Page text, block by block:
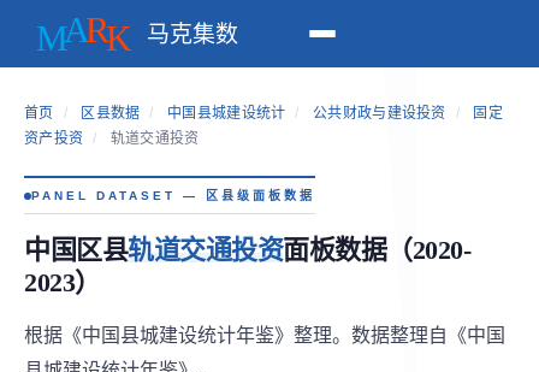
马克集数
首页 / 区县数据 / 中国县城建设统计 / 公共财政与建设投资 /
固定
资产投资 / 轨道交通投资
PANEL DATASET — 区县级面板数据
中国区县轨道交通投资面板数据（2020-
2023）
根据《中国县城建设统计年鉴》整理。数据整理自《中国